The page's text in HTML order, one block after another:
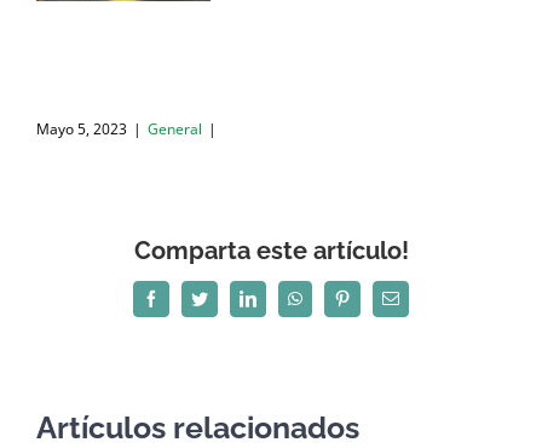
Mayo 5, 2023 | General |
Comparta este artículo!
FacebookTwitterLinkedInWhatsAppPinterestCorreo
Artículos relacionados